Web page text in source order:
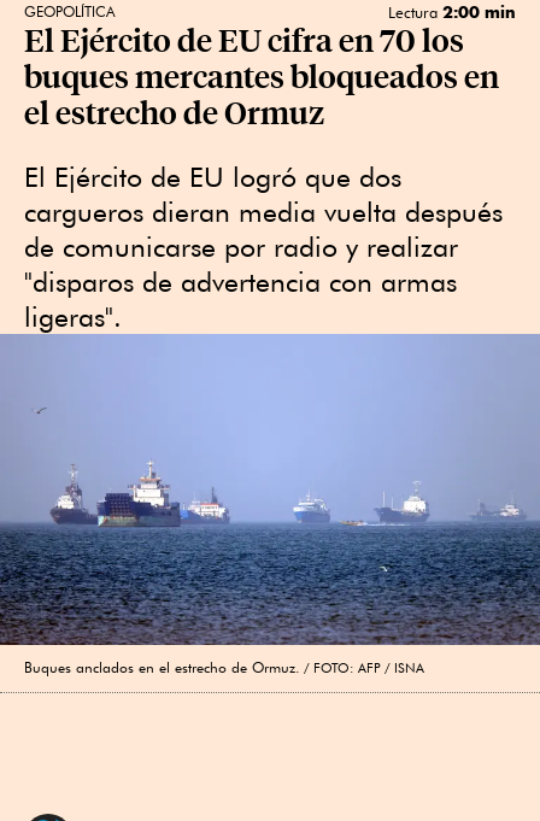
GEOPOLÍTICA Lectura 2:00 min
El Ejército de EU cifra en 70 los
buques mercantes bloqueados en
el estrecho de Ormuz
El Ejército de EU logró que dos
cargueros dieran media vuelta después
de comunicarse por radio y realizar
"disparos de advertencia con armas
ligeras".
Buques anclados en el estrecho de Ormuz. FOTO: AFP / ISNA